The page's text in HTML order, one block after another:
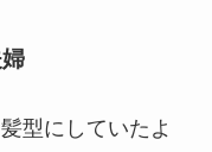
型にしていたよ